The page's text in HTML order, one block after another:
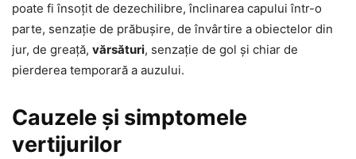
poate fi însoțit de dezechilibre, înclinarea capului într-o
parte, senzație de prăbușire, de învârtire a obiectelor din
jur, de greață, vărsături, senzație de gol și chiar de
pierderea temporară a auzului.
Cauzele și simptomele
vertijurilor